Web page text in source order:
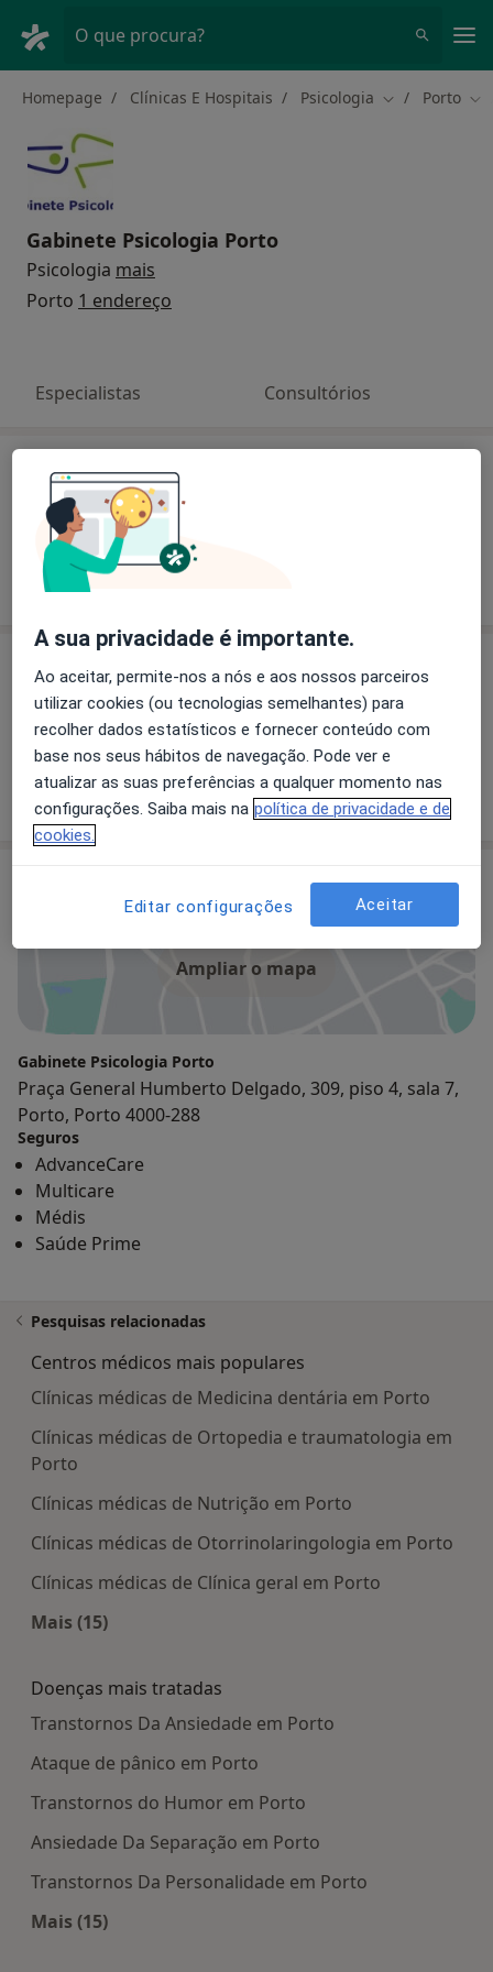
O que procura?
Homepage Clínicas E Hospitais Psicologia Mudar de
Porto
Gabinete Psicologia Porto
Psicologia mais
Porto 1 endereço
Especialistas Consultórios
O que está procurando?
Psicólogo
Pesquisar outra especialidade
Dra. Isabel Cambraia
Psicólogo
Ampliar o mapa
Gabinete Psicologia Porto
Praça General Humberto Delgado, 309, piso 4, sala 7,
Porto, Porto 4000-288
Seguros
AdvanceCare
Multicare
Médis
Saúde Prime
Pesquisas relacionadas
Centros médicos mais populares
Clínicas médicas de Medicina dentária em Porto
Clínicas médicas de Ortopedia e traumatologia em
Porto
Clínicas médicas de Nutrição em Porto
Clínicas médicas de Otorrinolaringologia em Porto
Clínicas médicas de Clínica geral em Porto
Mais (15)
Doenças mais tratadas
Transtornos Da Ansiedade em Porto
Ataque de pânico em Porto
Transtornos do Humor em Porto
Ansiedade Da Separação em Porto
Transtornos Da Personalidade em Porto
Mais (15)
A sua privacidade é importante.
Ao aceitar, permite-nos a nós e aos nossos parceiros
utilizar cookies (ou tecnologias semelhantes) para
recolher dados estatísticos e fornecer conteúdo com
base nos seus hábitos de navegação. Pode ver e
atualizar as suas preferências a qualquer momento nas
configurações. Saiba mais na política de privacidade e de
cookies.
Editar configurações Aceitar